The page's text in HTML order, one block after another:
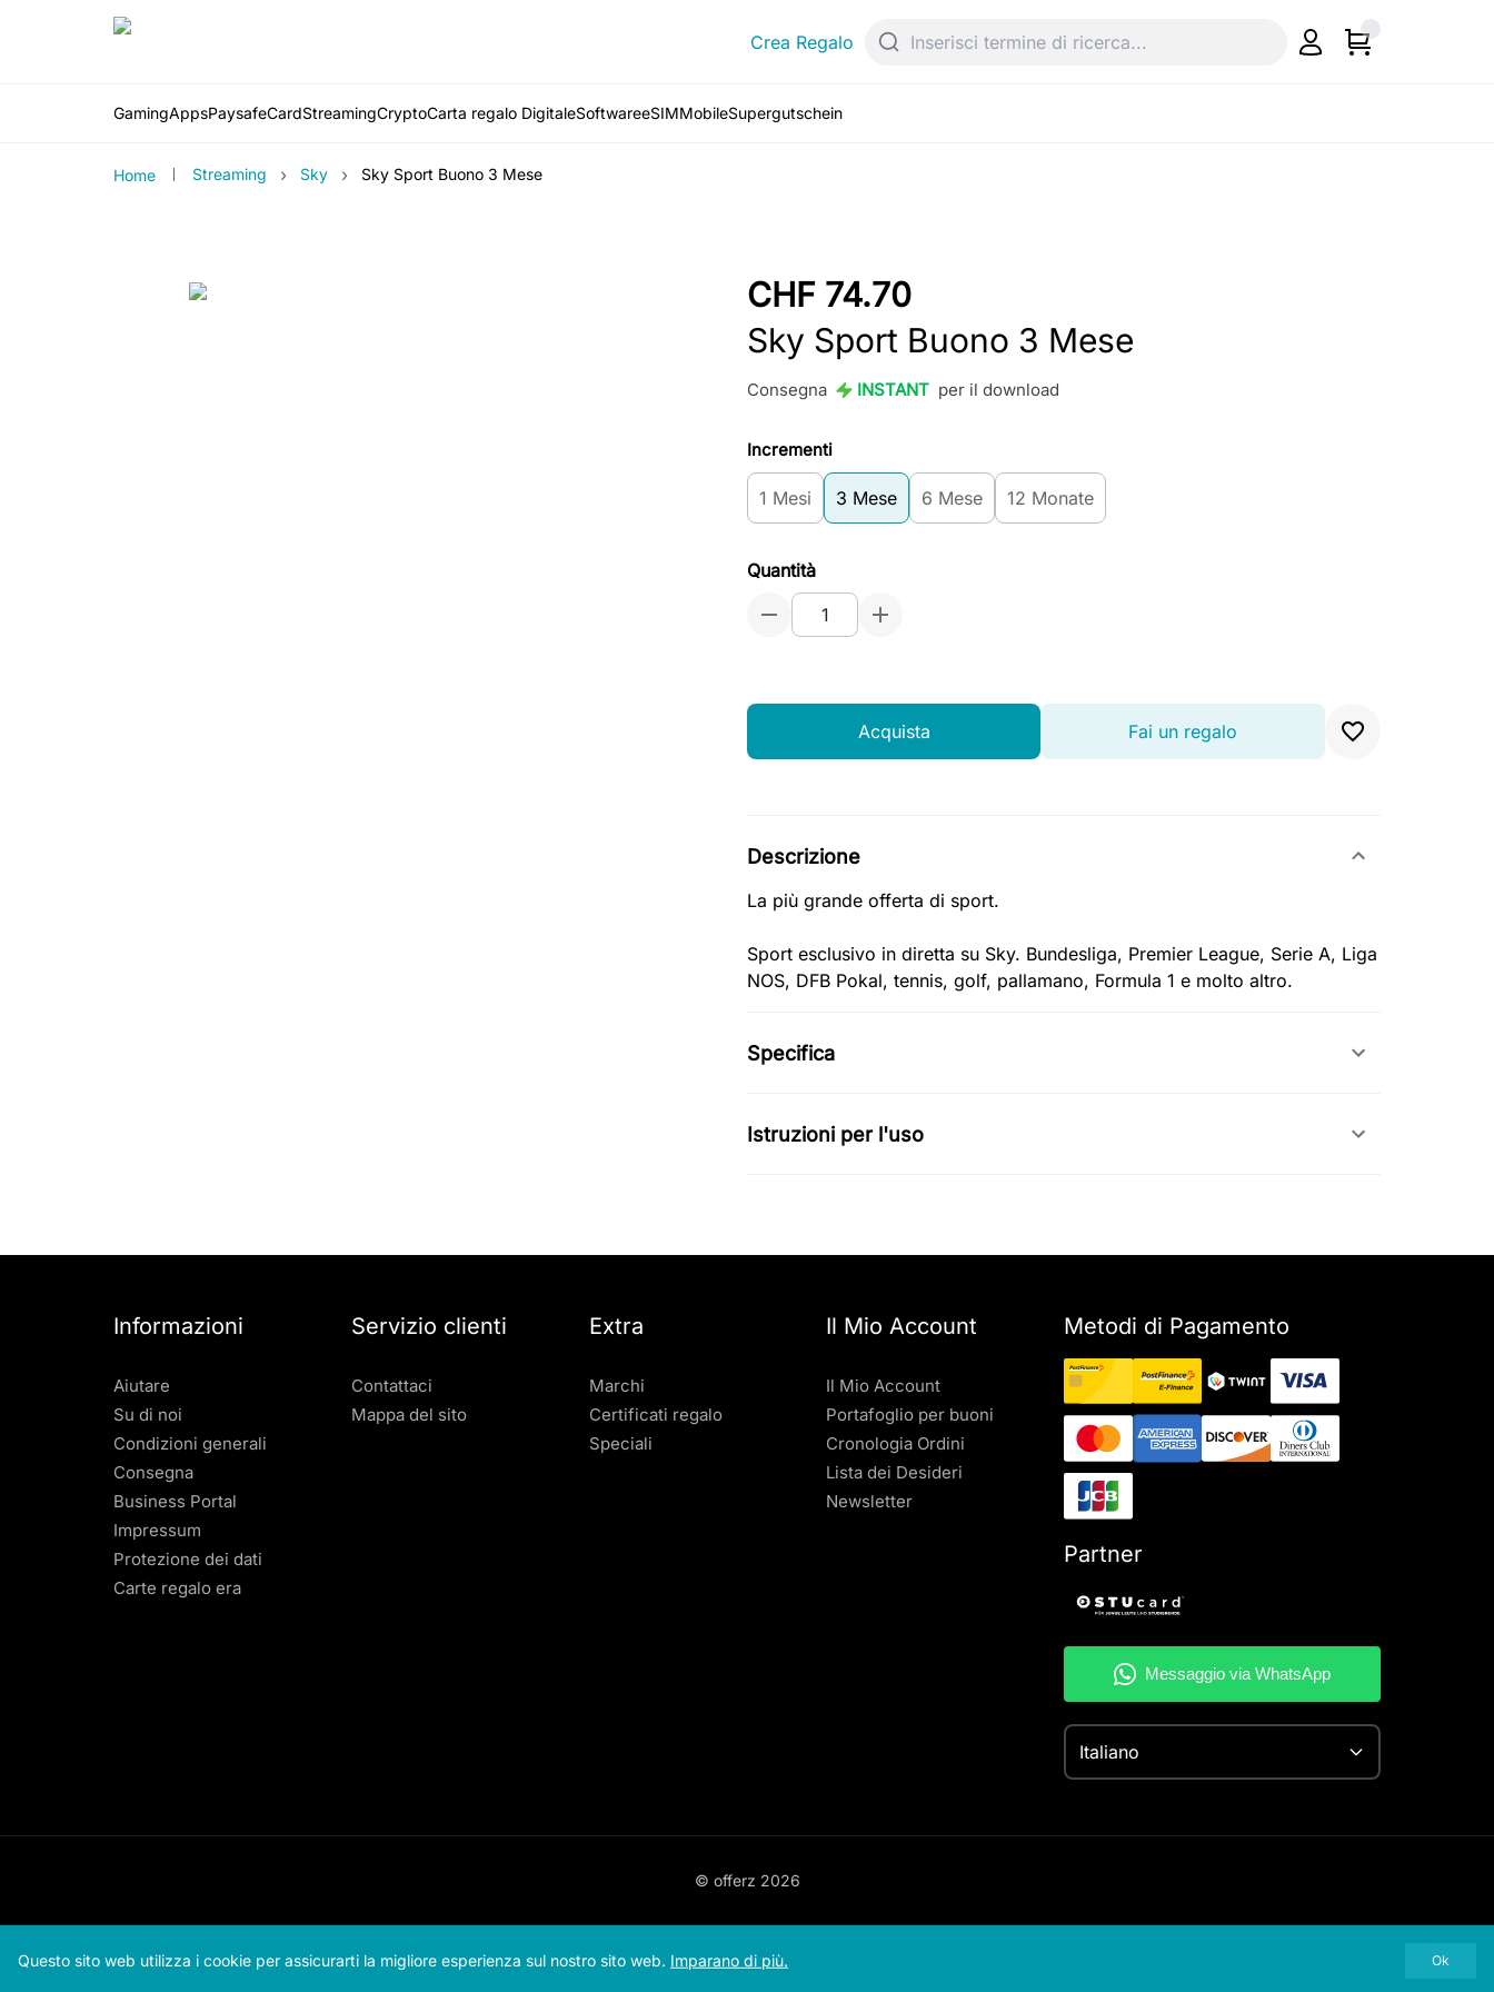
Crea Regalo
GamingAppsPaysafeCardStreamingCryptoCarta regalo DigitaleSoftwareeSIMMobileSupergutschein
Home Streaming › Sky › Sky Sport Buono 3 Mese
CHF 74.70
Sky Sport Buono 3 Mese
Consegna INSTANT per il download
Incrementi
1 Mesi 3 Mese 6 Mese 12 Monate
Quantità
Acquista Fai un regalo
Descrizione
La più grande offerta di sport.
Sport esclusivo in diretta su Sky. Bundesliga, Premier League, Serie A, Liga
NOS, DFB Pokal, tennis, golf, pallamano, Formula 1 e molto altro.
Specifica
Istruzioni per l'uso
Informazioni
Aiutare
Su di noi
Condizioni generali
Consegna
Business Portal
Impressum
Protezione dei dati
Carte regalo era
Servizio clienti
Contattaci
Mappa del sito
Extra
Marchi
Certificati regalo
Speciali
Il Mio Account
Il Mio Account
Portafoglio per buoni
Cronologia Ordini
Lista dei Desideri
Newsletter
Metodi di Pagamento
Partner
Italiano
© offerz 2026
Questo sito web utilizza i cookie per assicurarti la migliore esperienza sul nostro sito web. Imparano di più. Ok